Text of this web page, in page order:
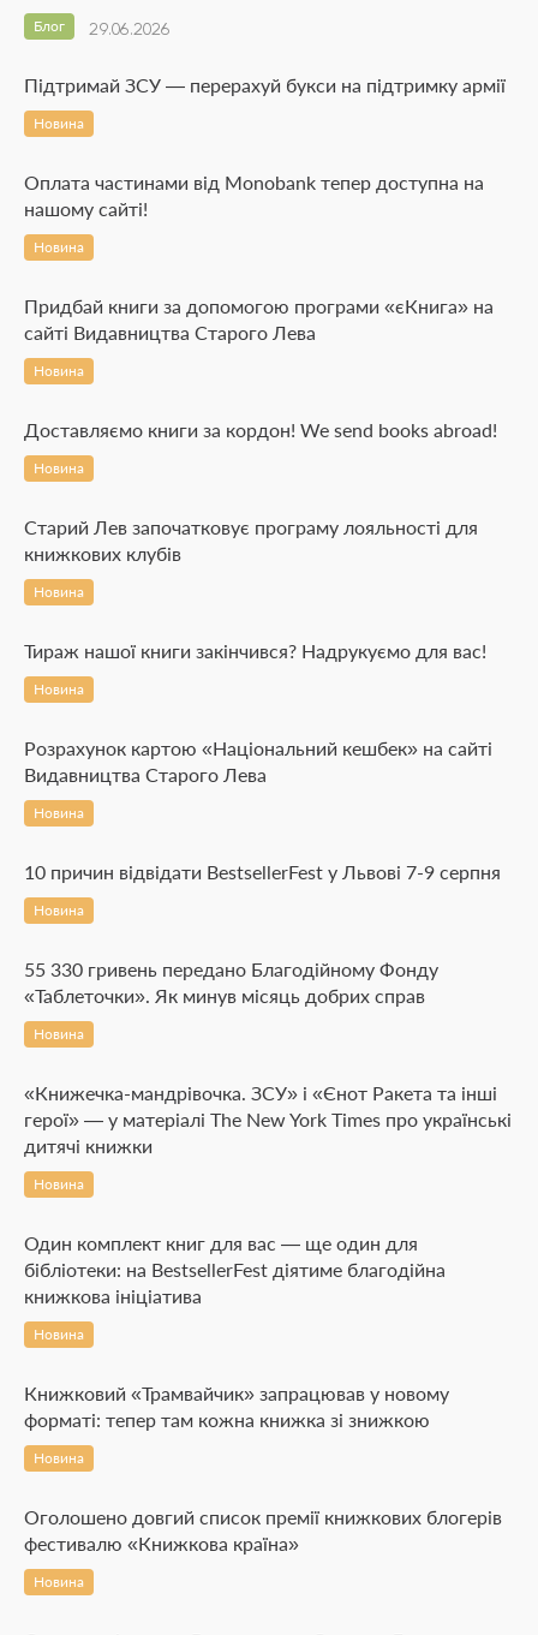
29.06.2026
Блог
Підтримай ЗСУ — перерахуй букси на підтримку армії
Новина
Оплата частинами від Monobank тепер доступна на
нашому сайті!
Новина
Придбай книги за допомогою програми «єКнига» на
сайті Видавництва Старого Лева
Новина
Доставляємо книги за кордон! We send books abroad!
Новина
Старий Лев започатковує програму лояльності для
книжкових клубів
Новина
Тираж нашої книги закінчився? Надрукуємо для вас!
Новина
Розрахунок картою «Національний кешбек» на сайті
Видавництва Старого Лева
Новина
10 причин відвідати BestsellerFest у Львові 7-9 серпня
Новина
55 330 гривень передано Благодійному Фонду
«Таблеточки». Як минув місяць добрих справ
Новина
«Книжечка-мандрівочка. ЗСУ» і «Єнот Ракета та інші
герої» — у матеріалі The New York Times про українські
дитячі книжки
Новина
Один комплект книг для вас — ще один для
бібліотеки: на BestsellerFest діятиме благодійна
книжкова ініціатива
Новина
Книжковий «Трамвайчик» запрацював у новому
форматі: тепер там кожна книжка зі знижкою
Новина
Оголошено довгий список премії книжкових блогерів
фестивалю «Книжкова країна»
Новина